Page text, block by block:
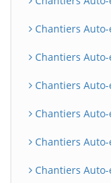
Chantiers
Chantiers
Chantiers
Chantiers
Chantiers
Chantiers